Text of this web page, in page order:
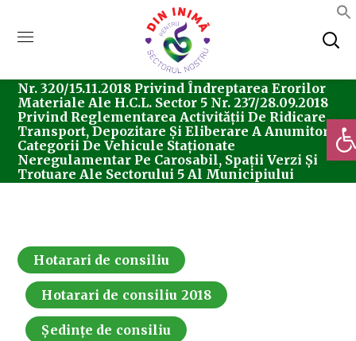
Consiliul Local Sector 5
Hotarari De Consiliu
Nr. 320/15.11.2018 Privind Îndreptarea Erorilor
Materiale Ale H.C.L. Sector 5 Nr. 237/28.09.2018
Privind Reglementarea Activităţii De Ridicare,
Transport, Depozitare Şi Eliberare A Anumitor
Categorii De Vehicule Staţionate
Neregulamentar Pe Carosabil, Spaţii Verzi Şi
Trotuare Ale Sectorului 5 Al Municipiului
Hotarari de consiliu
Hotarari de consiliu 2018
Ședințe de consiliu